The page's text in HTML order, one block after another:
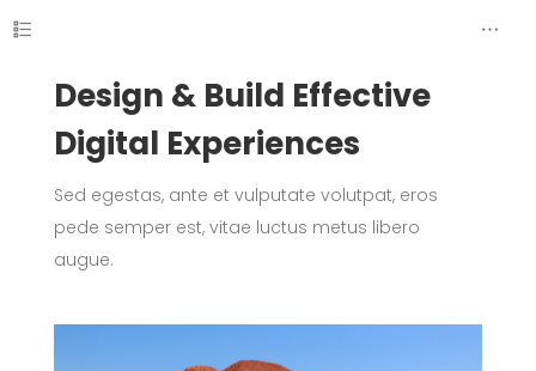
Design & Build Effective
Digital Experiences
Sed egestas, ante et vulputate volutpat, eros
pede semper est, vitae luctus metus libero
augue.